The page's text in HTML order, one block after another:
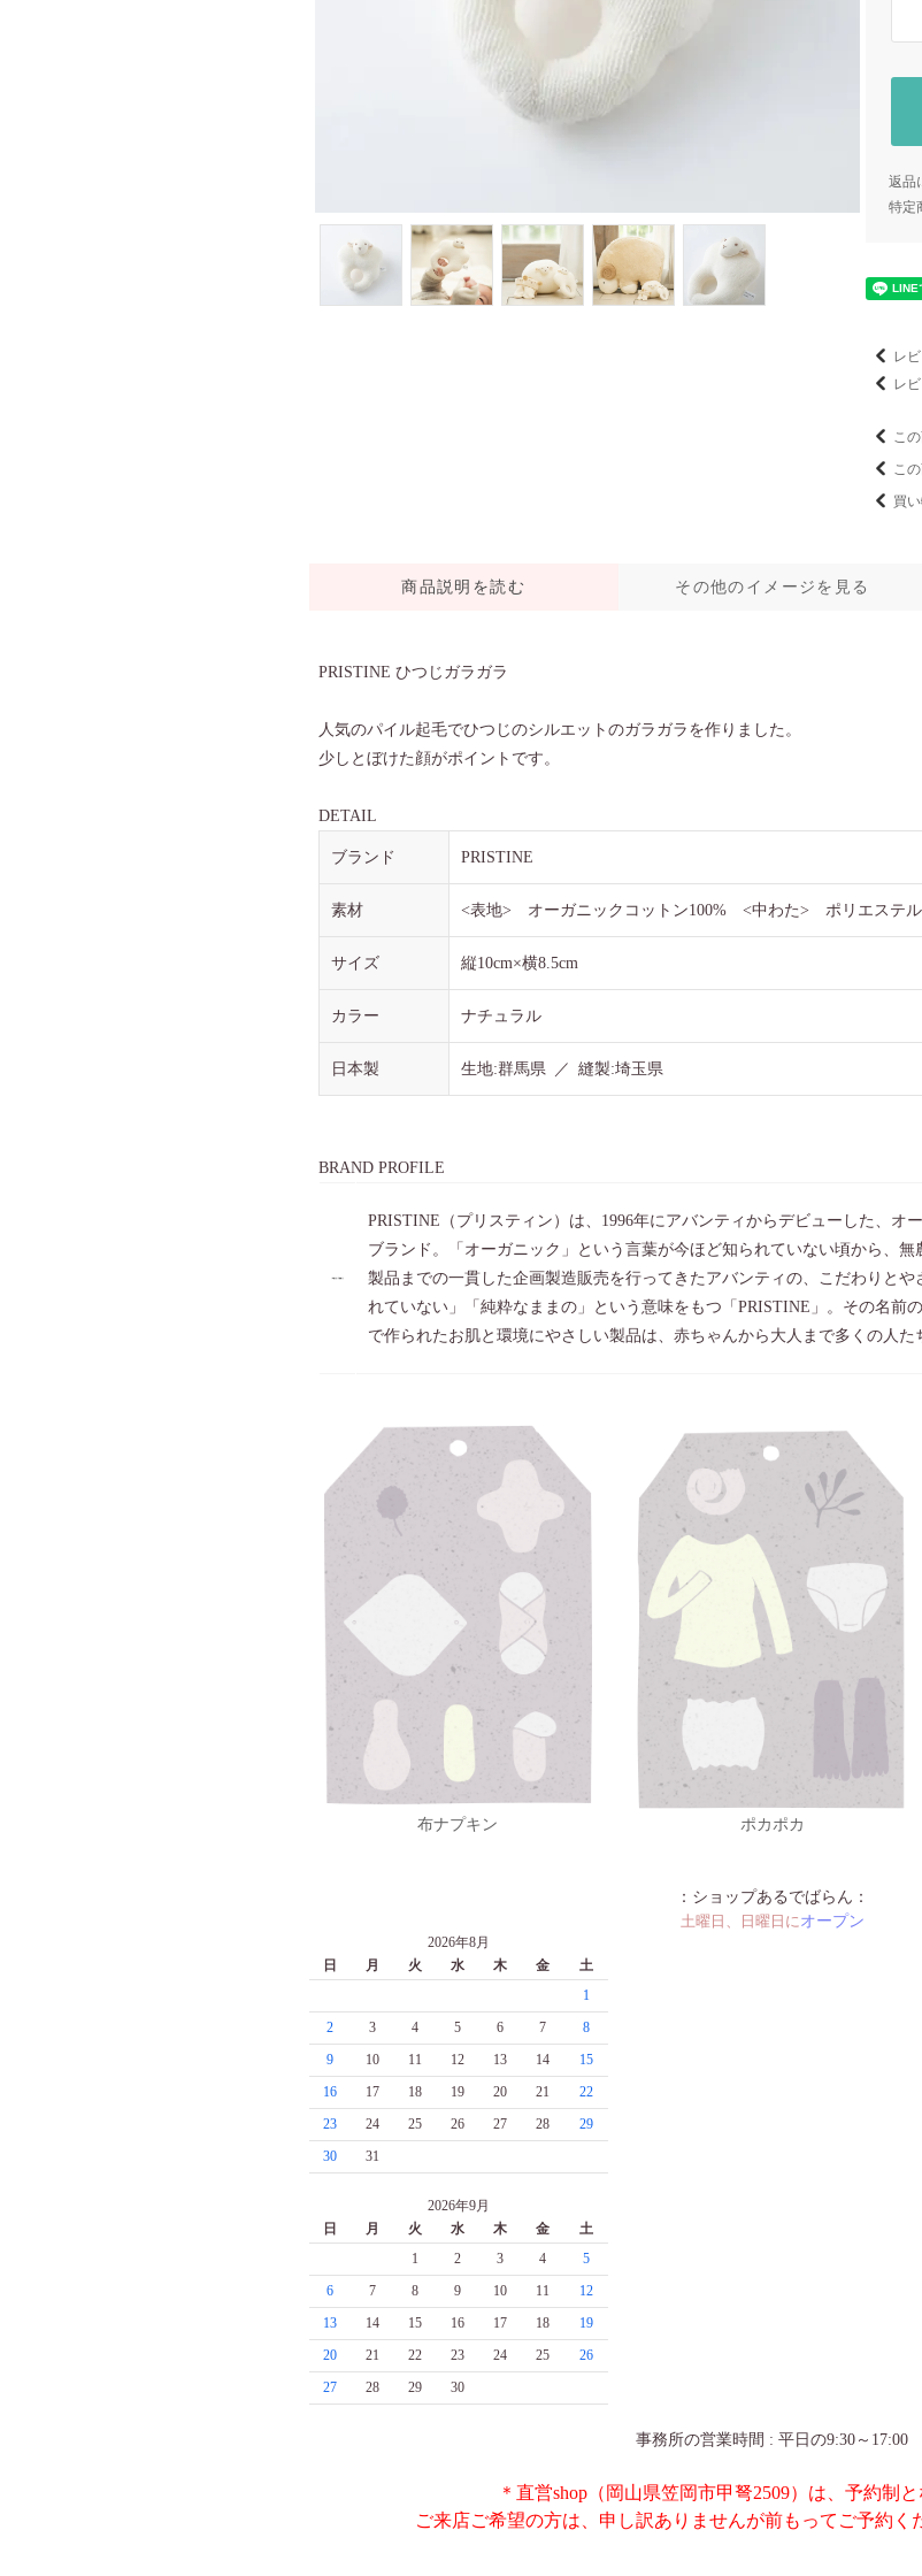
返品
特定
レ
レ
こ
こ
買
商品説明を読む その他のイメージを見る
PRISTINE ひつじガラガラ
人気のパイル起毛でひつじのシルエットのガラガラを作りました。
少しとぼけた顔がポイントです。
DETAIL
ブランド PRISTINE
素材 <表地> オーガニックコットン100% <中わた> ポリエステル
サイズ 縦10cm×横8.5cm
カラー ナチュラル
日本製 生地:群馬県 ／ 縫製:埼玉県
BRAND PROFILE
PRISTINE（プリスティン）は、1996年にアバンティからデビューした、オ
ブランド。「オーガニック」という言葉が今ほど知られていない頃から、
製品までの一貫した企画製造販売を行ってきたアバンティの、こだわりと
れていない」「純粋なままの」という意味をもつ「PRISTINE」。その名前
で作られたお肌と環境にやさしい製品は、赤ちゃんから大人まで多くの人た
布ナプキン ポカポカ
：ショップあるでばらん：
土曜日、日曜日に オープン
2026年8月
日
月 火 水 木 金
土
1
2
3 4 5 6 7
8
9
10 11 12 13 14
15
16
17 18 19 20 21
22
23
24 25 26 27 28
29
30
31
2026年9月
日
月 火 水 木 金
土
1
2 3 4
5
6
7 8 9 10 11
12
13
14 15 16 17 18
19
20
21 22 23 24 25
26
27
28 29 30
事務所の営業時間 : 平日の9:30～17:00
＊直営shop（岡山県笠岡市甲弩2509）は、予約制と
ご来店ご希望の方は、申し訳ありませんが前もってご予約く